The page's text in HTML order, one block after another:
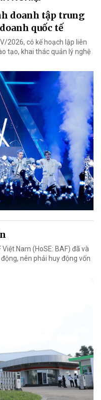
doanh tập trung
quốc tế
2026, có kế hoạch lập liên
tạo, khai thác quản lý nghệ
Nam (HoSE: BAF) đã và
nên phải huy động vốn